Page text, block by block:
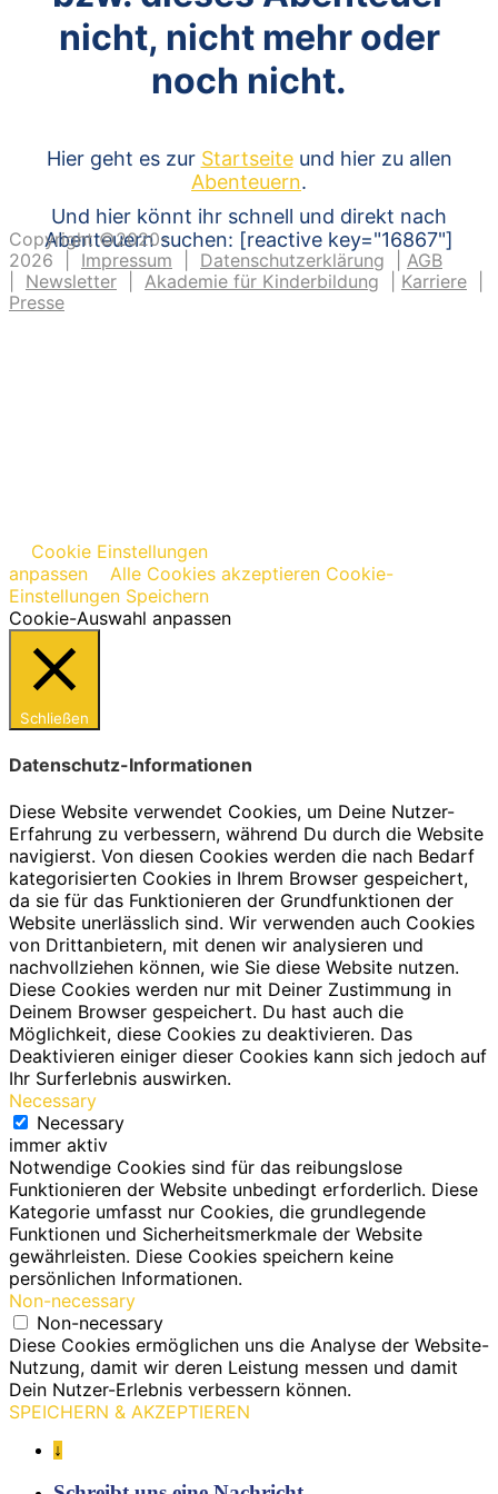
nicht, nicht mehr oder
noch nicht.
Hier geht es zur Startseiteund hier zu allen
Abenteuern.
Und hier könnt ihr schnell und direkt nach
Abenteuern suchen: [reactive key="16867"]
Copyright ©2020-
2026 | Impressum Datenschutzerklärung
AGB
Newsletter Akademie für Kinderbildung Karriere
Presse
Cookie Einstellungen
anpassen
Alle Cookies akzeptieren Cookie-
Einstellungen Speichern
Cookie-Auswahl anpassen
Schließen
Datenschutz-Informationen
Diese Website verwendet Cookies, um Deine Nutzer-
Erfahrung zu verbessern, während Du durch die Website
navigierst. Von diesen Cookies werden die nach Bedarf
kategorisierten Cookies in Ihrem Browser gespeichert,
da sie für das Funktionieren der Grundfunktionen der
Website unerlässlich sind. Wir verwenden auch Cookies
von Drittanbietern, mit denen wir analysieren und
nachvollziehen können, wie Sie diese Website nutzen.
Diese Cookies werden nur mit Deiner Zustimmung in
Deinem Browser gespeichert. Du hast auch die
Möglichkeit, diese Cookies zu deaktivieren. Das
Deaktivieren einiger dieser Cookies kann sich jedoch auf
Ihr Surferlebnis auswirken.
Necessary
Necessary
immer aktiv
Notwendige Cookies sind für das reibungslose
Funktionieren der Website unbedingt erforderlich. Diese
Kategorie umfasst nur Cookies, die grundlegende
Funktionen und Sicherheitsmerkmale der Website
gewährleisten. Diese Cookies speichern keine
persönlichen Informationen.
Non-necessary
Non-necessary
Diese Cookies ermöglichen uns die Analyse der Website-
Nutzung, damit wir deren Leistung messen und damit
Dein Nutzer-Erlebnis verbessern können.
SPEICHERN & AKZEPTIEREN
↓